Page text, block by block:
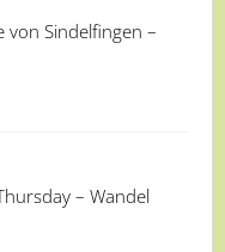
von Sindelfingen –
– Wandel